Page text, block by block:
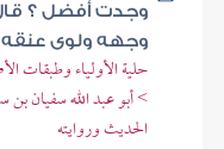
وجدت أفضل ؟
وجهه ولوى عنقه
حلية الأولياء وطبقات
> أبو عبد الله سفيان
الحديث وروايته